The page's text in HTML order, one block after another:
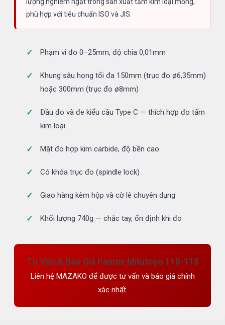
lượng nghiêm ngặt trong sản xuất tấm kim loại mỏng,
phù hợp với tiêu chuẩn ISO và JIS.
Phạm vi đo 0–25mm, độ chia 0,01mm
Khung sâu họng tối đa 150mm (trục đo ø6,35mm)
hoặc 300mm (trục đo ø8mm)
Đầu đo và đe kiểu cầu Type C — thích hợp đo tấm
kim loại
Mặt đo hợp kim carbide, độ bền cao
Có khóa trục đo (spindle lock)
Giao hàng kèm hộp và cờ lê chuyên dụng
Khối lượng 740g — chắc tay, ổn định khi đo
Tư Vấn & Báo Giá Panme Mitutoyo 118-118
Liên hệ MAZAKO để được tư vấn và báo giá chính
xác nhất.